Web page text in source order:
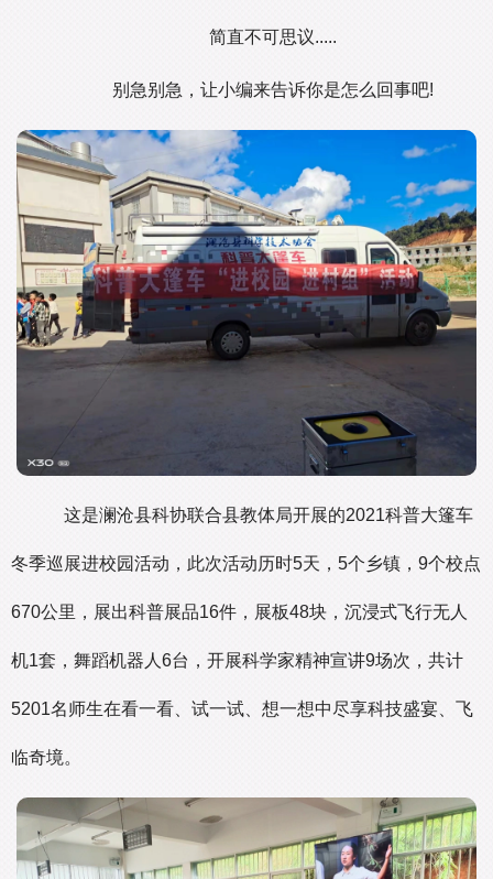
简直不可思议.....
别急别急，让小编来告诉你是怎么回事吧!
这是澜沧县科协联合县教体局开展的2021科普大篷车
冬季巡展进校园活动，此次活动历时5天，5个乡镇，9个校点
670公里，展出科普展品16件，展板48块，沉浸式飞行无人
机1套，舞蹈机器人6台，开展科学家精神宣讲9场次，共计
5201名师生在看一看、试一试、想一想中尽享科技盛宴、飞
临奇境。